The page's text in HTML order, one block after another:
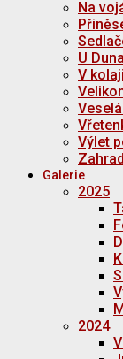
Na
U
V
Výlet
Galerie
2025
2024